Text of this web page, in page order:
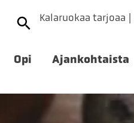
Kalaruokaa tarjoaa
Opi Ajankohtaista